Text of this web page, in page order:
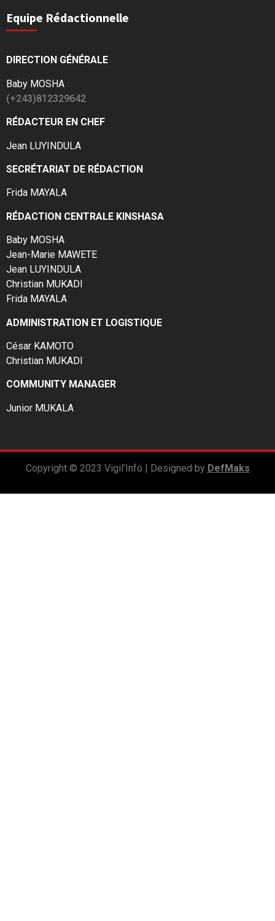
Equipe Rédactionnelle
DIRECTION GÉNÉRALE
Baby MOSHA
(+243)812329642
RÉDACTEUR EN CHEF
Jean LUYINDULA
SECRÉTARIAT DE RÉDACTION
Frida MAYALA
RÉDACTION CENTRALE KINSHASA
Baby MOSHA
Jean-Marie MAWETE
Jean LUYINDULA
Christian MUKADI
Frida MAYALA
ADMINISTRATION ET LOGISTIQUE
César KAMOTO
Christian MUKADI
COMMUNITY MANAGER
Junior MUKALA
Copyright © 2023 Vigil’Info | Designed by DefMaks